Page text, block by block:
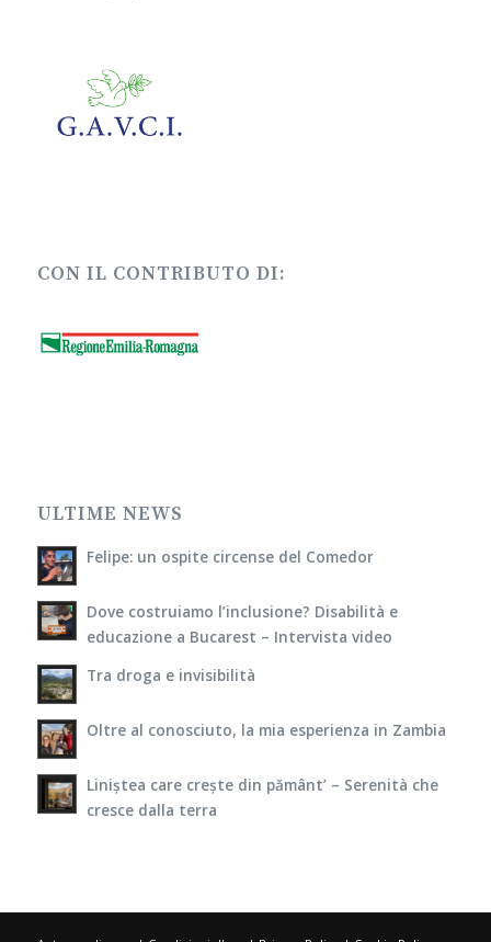
CON IL CONTRIBUTO DI:
ULTIME NEWS
Felipe: un ospite circense del Comedor
Dove costruiamo l’inclusione? Disabilità e
educazione a Bucarest – Intervista video
Tra droga e invisibilità
Oltre al conosciuto, la mia esperienza in Zambia
Liniștea care crește din pământ’ – Serenità che
cresce dalla terra